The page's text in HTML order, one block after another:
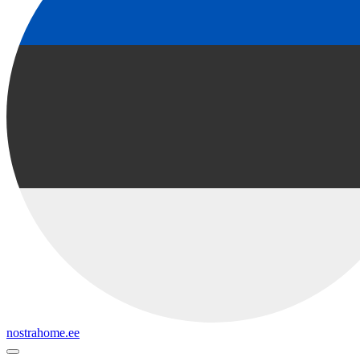
nostrahome.ee